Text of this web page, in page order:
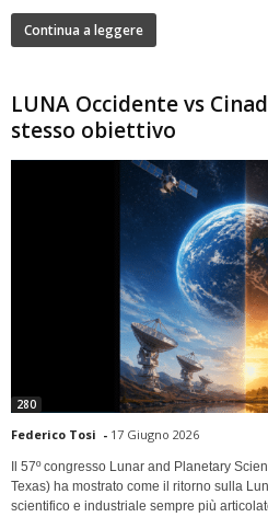
Continua a leggere
LUNA Occidente vs
stesso obiettivo
280
Federico Tosi - 17 Giugno 2026
Il 57º congresso Lunar and Planetary
Texas) ha mostrato come il ritorno sulla
scientifico e industriale sempre più